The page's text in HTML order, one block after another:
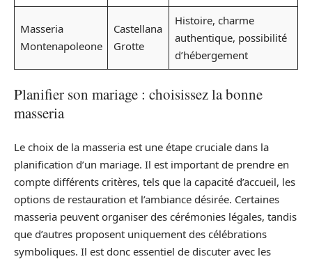
Masseria
Montenapoleone
Castellana
Grotte
Histoire, charme
authentique, possibilité
d’hébergement
Planifier son mariage : choisissez la bonne
masseria
Le choix de la masseria est une étape cruciale dans la
planification d’un mariage. Il est important de prendre en
compte différents critères, tels que la capacité d’accueil, les
options de restauration et l’ambiance désirée. Certaines
masseria peuvent organiser des cérémonies légales, tandis
que d’autres proposent uniquement des célébrations
symboliques. Il est donc essentiel de discuter avec les